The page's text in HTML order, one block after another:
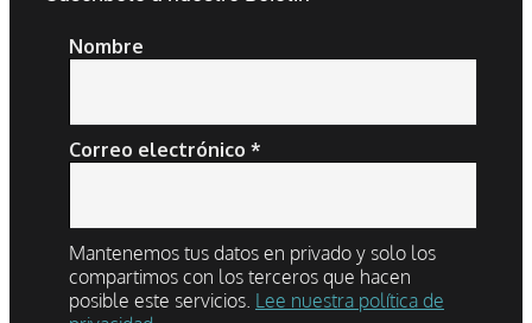
Nombre
Correo electrónico *
Mantenemos tus datos en privado y solo los
compartimos con los terceros que hacen
posible este servicios. Lee nuestra política de